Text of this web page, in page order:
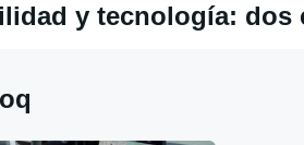
y tecnología: dos